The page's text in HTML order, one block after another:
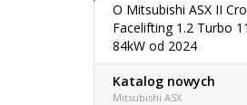
O Mitsubishi ASX II
Facelifting 1.2 Turbo
84kW od 2024
Katalog nowych
Mitsubishi ASX